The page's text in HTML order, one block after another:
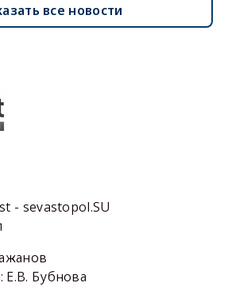
все новости
- sevastopol.SU
Е.В. Бубнова